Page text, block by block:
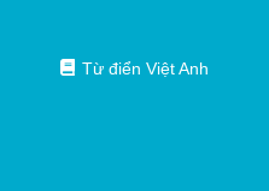
Từ điển Việt Anh